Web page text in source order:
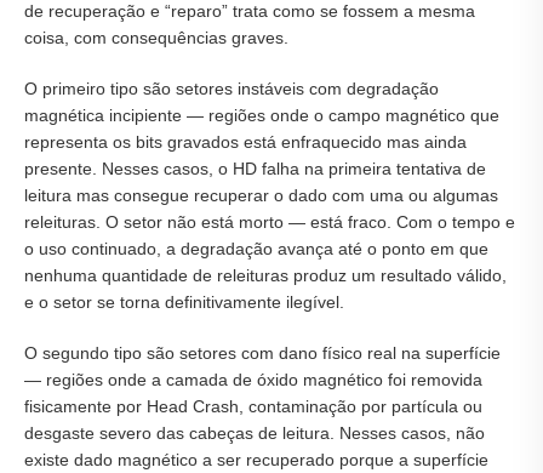
de recuperação e “reparo” trata como se fossem a mesma
coisa, com consequências graves.
O primeiro tipo são setores instáveis com degradação
magnética incipiente — regiões onde o campo magnético que
representa os bits gravados está enfraquecido mas ainda
presente. Nesses casos, o HD falha na primeira tentativa de
leitura mas consegue recuperar o dado com uma ou algumas
releituras. O setor não está morto — está fraco. Com o tempo e
o uso continuado, a degradação avança até o ponto em que
nenhuma quantidade de releituras produz um resultado válido,
e o setor se torna definitivamente ilegível.
O segundo tipo são setores com dano físico real na superfície
— regiões onde a camada de óxido magnético foi removida
fisicamente por Head Crash, contaminação por partícula ou
desgaste severo das cabeças de leitura. Nesses casos, não
existe dado magnético a ser recuperado porque a superfície